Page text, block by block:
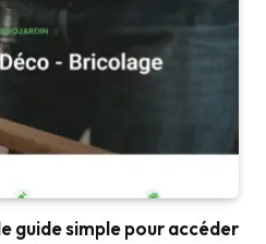
guide simple pour accéder